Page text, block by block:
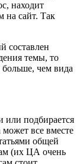
находит
на сайт. Так
составлен
темы, то
чем вида
или подбирается
может все вместе
общей
(их ЦА очень